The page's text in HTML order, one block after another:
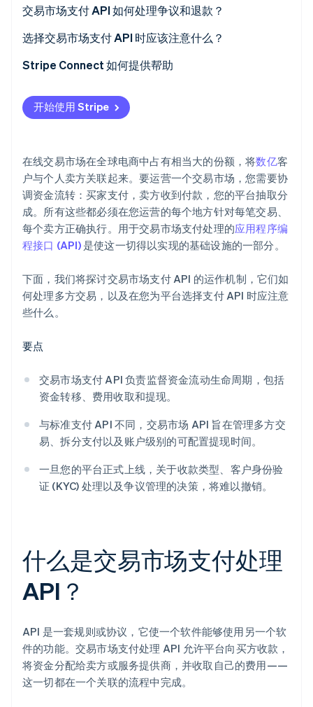
客户身份验证 (KYC) 和卖方验证
税务报告
交易市场支付 API 如何处理争议和退款？
选择交易市场支付 API 时应该注意什么？
Stripe Connect 如何提供帮助
开始使用 Stripe
在线交易市场在全球电商中占有相当大的份额，将数亿客
户与个人卖方关联起来。要运营一个交易市场，您需要协
调资金流转：买家支付，卖方收到付款，您的平台抽取分
成。所有这些都必须在您运营的每个地方针对每笔交易、
每个卖方正确执行。用于交易市场支付处理的应用程序编
程接口 (API)是使这一切得以实现的基础设施的一部分。
下面，我们将探讨交易市场支付 API 的运作机制，它们如
何处理多方交易，以及在您为平台选择支付 API 时应注意
些什么。
要点
交易市场支付 API 负责监督资金流动生命周期，包括
资金转移、费用收取和提现。
与标准支付 API 不同，交易市场 API 旨在管理多方交
易、拆分支付以及账户级别的可配置提现时间。
一旦您的平台正式上线，关于收款类型、客户身份验
证 (KYC) 处理以及争议管理的决策，将难以撤销。
什么是交易市场支付处理
API？
API 是一套规则或协议，它使一个软件能够使用另一个软
件的功能。交易市场支付处理 API 允许平台向买方收款，
将资金分配给卖方或服务提供商，并收取自己的费用——
这一切都在一个关联的流程中完成。